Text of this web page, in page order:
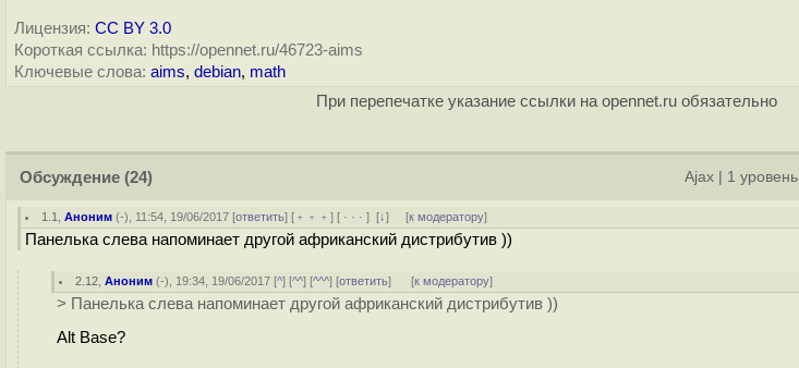
Лицензия: CC BY 3.0
Короткая ссылка: https://opennet.ru/46723-aims
Ключевые слова: aims, debian, math
При перепечатке указание ссылки на opennet.ru обязательно
Обсуждение (24) Ajax 1 уровень
1.1 ,Аноним (-), 11:54, 19/06/2017 [ответить] [ ﹢﹢﹢] [ · · ·][↓] [к модератору]
Панелька слева напоминает другой африканский дистрибутив ))
2.12 ,Аноним (-), 19:34, 19/06/2017 [^] [^^] [^^^] [ответить] [к модератору]
> Панелька слева напоминает другой африканский дистрибутив ))
Alt Base?